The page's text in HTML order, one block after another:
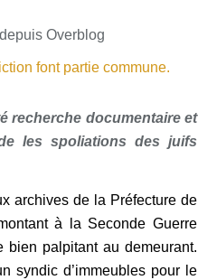
Overblog
recherche documentaire et
les spoliations des juifs
archives de la Préfecture de
à la Seconde Guerre
bien palpitant au demeurant.
syndic d’immeubles pour le